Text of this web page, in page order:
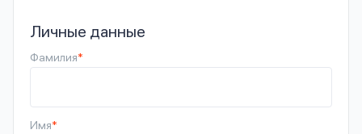
Личные данные
Фамилия*
Имя*